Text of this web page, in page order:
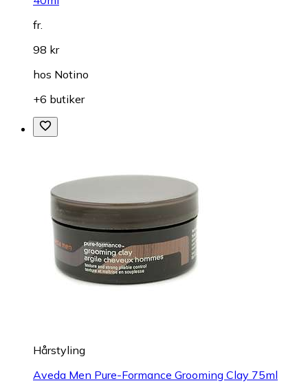
fr.
98 kr
hos Notino
+6 butiker
Hårstyling
Aveda Men Pure-Formance Grooming Clay 75ml